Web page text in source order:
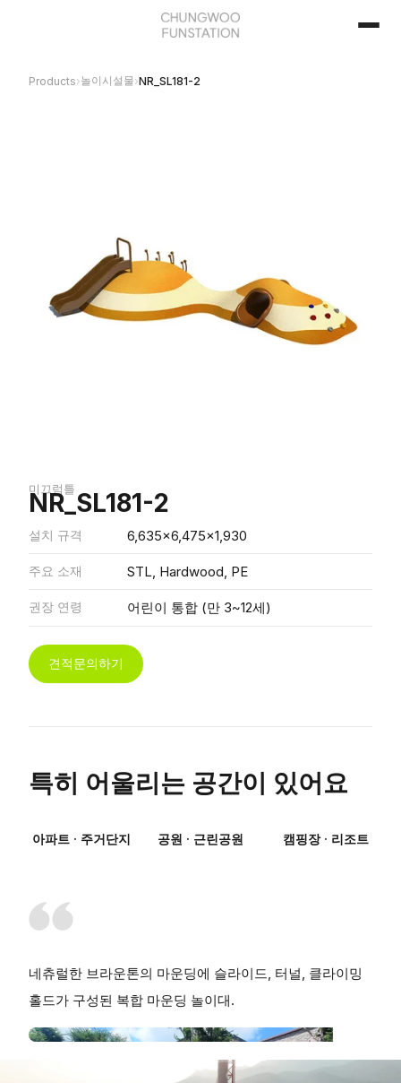
Products›놀이시설물›NR_SL181-2
미끄럼틀
NR_SL181-2
설치 규격 6,635x6,475x1,930
주요 소재 STL, Hardwood, PE
권장 연령 어린이 통합 (만 3~12세)
견적문의하기
특히 어울리는 공간이 있어요
아파트 · 주거단지 공원 · 근린공원 캠핑장 · 리조트
네츄럴한 브라운톤의 마운딩에 슬라이드, 터널, 클라이밍
홀드가 구성된 복합 마운딩 놀이대.